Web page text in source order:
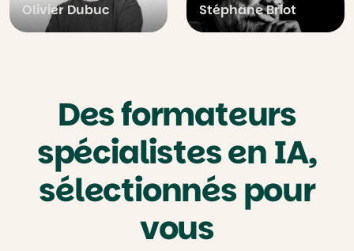
Olivier Dubuc Stéphane Briot
Des formateurs
spécialistes en IA,
sélectionnés pour
vous